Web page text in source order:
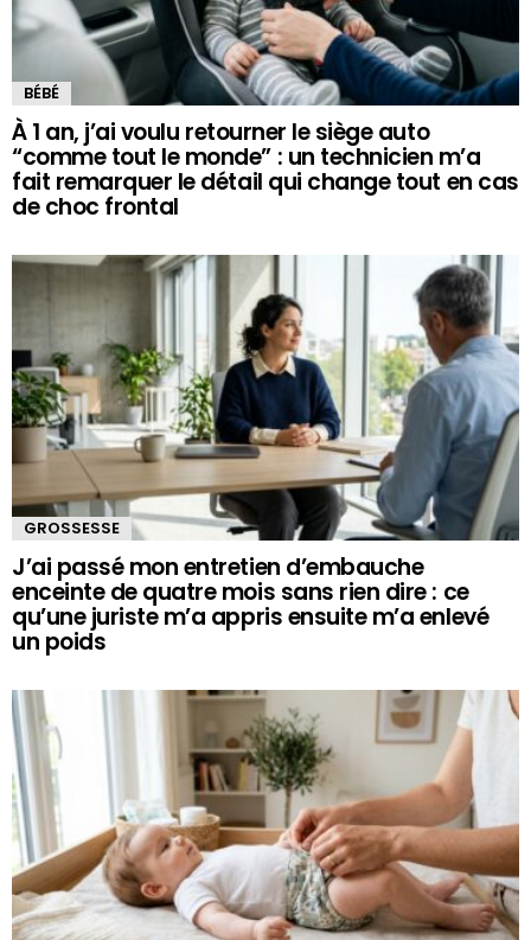
BÉBÉ
À 1 an, j’ai voulu retourner le siège auto
“comme tout le monde” : un technicien m’a
fait remarquer le détail qui change tout en cas
de choc frontal
GROSSESSE
J’ai passé mon entretien d’embauche
enceinte de quatre mois sans rien dire : ce
qu’une juriste m’a appris ensuite m’a enlevé
un poids